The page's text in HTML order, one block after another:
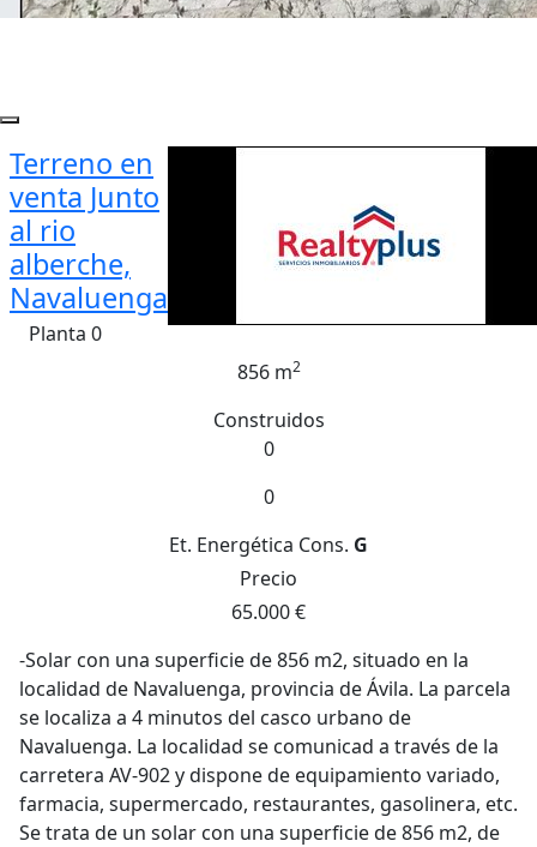
Terreno en
venta Junto
al rio
alberche,
Navaluenga
Planta 0
856 m2
Construidos
0
0
Et. Energética Cons. G
Precio
65.000 €
-Solar con una superficie de 856 m2, situado en la
localidad de Navaluenga, provincia de Ávila. La parcela
se localiza a 4 minutos del casco urbano de
Navaluenga. La localidad se comunicad a través de la
carretera AV-902 y dispone de equipamiento variado,
farmacia, supermercado, restaurantes, gasolinera, etc.
Se trata de un solar con una superficie de 856 m2, de